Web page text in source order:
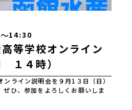
〜14:30
等学校オンライン
１４時）
ライン説明会を９月1３日（日）
ぜひ、参加をよろしくお願いしま